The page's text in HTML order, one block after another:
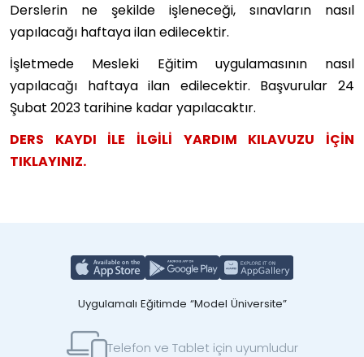
Derslerin ne şekilde işleneceği, sınavların nasıl
yapılacağı haftaya ilan edilecektir.
İşletmede Mesleki Eğitim uygulamasının nasıl
yapılacağı haftaya ilan edilecektir. Başvurular 24
Şubat 2023 tarihine kadar yapılacaktır.
DERS KAYDI İLE İLGİLİ YARDIM KILAVUZU İÇİN
TIKLAYINIZ.
Uygulamalı Eğitimde “Model Üniversite”
Telefon ve Tablet için uyumludur